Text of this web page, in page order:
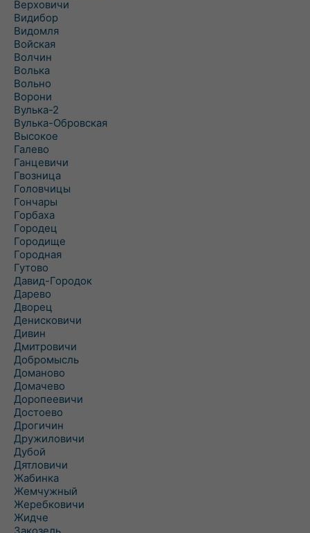
Верховичи
Видибор
Видомля
Войская
Волчин
Волька
Вольно
Ворони
Вулька-2
Вулька-Обровская
Высокое
Галево
Ганцевичи
Гвозница
Головчицы
Гончары
Горбаха
Городец
Городище
Городная
Гутово
Давид-Городок
Дарево
Дворец
Денисковичи
Дивин
Дмитровичи
Добромысль
Доманово
Домачево
Доропеевичи
Достоево
Дрогичин
Дружиловичи
Дубой
Дятловичи
Жабинка
Жемчужный
Жеребковичи
Жидче